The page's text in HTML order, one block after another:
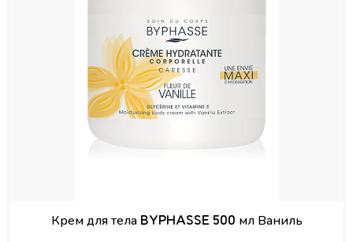
Крем для тела BYPHASSE 500 мл Ваниль